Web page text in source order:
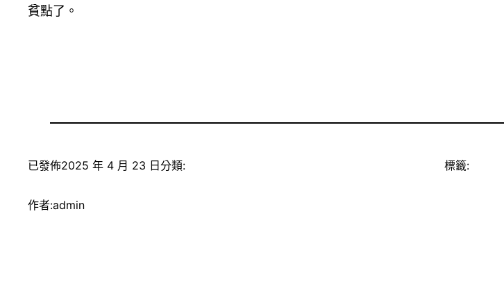
貧點了。
已發佈2025 年 4 月 23 日 分類:
作者:admin
標籤: